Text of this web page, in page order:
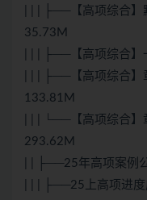
| | | ├──【高项综合
35.73M
| | | ├──【高项综合
| | | ├──【高项综合
133.81M
| | | └──【高项综合
293.62M
| | ├──25年高项案例
| | | ├──25上高项进